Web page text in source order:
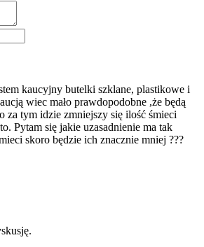
kaucyjny butelki szklane, plastikowe i
wiec mało prawdopodobne ,że będą
za tym idzie zmniejszy się ilość śmieci
Pytam się jakie uzasadnienie ma tak
skoro będzie ich znacznie mniej ???